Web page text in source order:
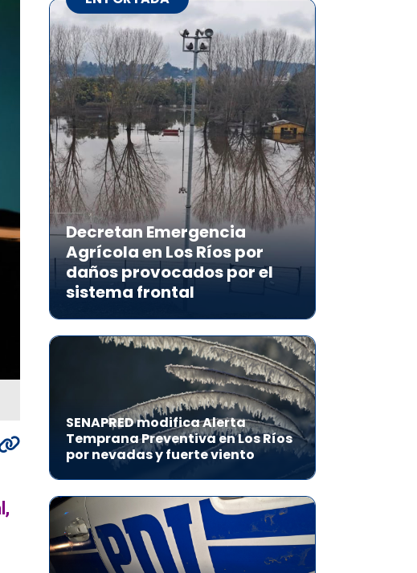
Decretan Emergencia
Agrícola en Los Ríos por
daños provocados por el
sistema frontal
SENAPRED modifica Alerta
Temprana Preventiva en Los Ríos
por nevadas y fuerte viento